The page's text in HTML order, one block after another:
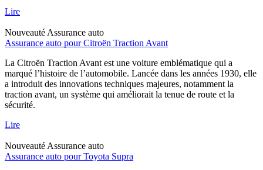
Lire
Nouveauté Assurance auto
Assurance auto pour Citroën Traction Avant
La Citroën Traction Avant est une voiture emblématique qui a
marqué l’histoire de l’automobile. Lancée dans les années 1930, elle
a introduit des innovations techniques majeures, notamment la
traction avant, un système qui améliorait la tenue de route et la
sécurité.
Lire
Nouveauté Assurance auto
Assurance auto pour Toyota Supra